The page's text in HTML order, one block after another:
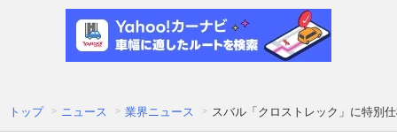
トップ ニュース 業界ニュース スバル「クロストレック」に特別